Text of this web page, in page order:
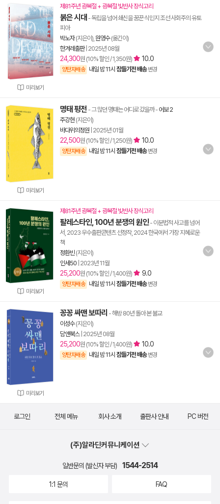
미리보기
제81주년 광복절 + 광복절 빛반사 장식고리
붉은 시대 - 독립을 넘어 쇄신을 꿈꾼 식민지 조선 사회주의 유토
피아
박노자(지은이), 원영수(옮긴이)
한겨레출판| 2025년 08월
24,300원 (10% 할인 / 1,350원) 10.0
양탄자배송 내일 밤 11시 잠들기전 배송 변경
미리보기
명태 평전 - 그 많던 명태는 어디로 갔을까- 어보 2
주강현 (지은이)
바다위의정원 2025년 01월
22,500원 (10% 할인 / 1,250원) 10.0
양탄자배송 내일 밤 11시 잠들기전 배송 변경
미리보기
제81주년 광복절 + 광복절 빛반사 장식고리
팔레스타인, 100년 분쟁의 원인- 이분법적 사고를 넘어
서, 2023 우수출판콘텐츠 선정작, 2024 한국에서 가장 지혜로운
책
정환빈 (지은이)
인세50 2023년 11월
25,200원 (10% 할인 / 1,400원) 9.0
양탄자배송 내일 밤 11시 잠들기전 배송 변경
미리보기
꽁꽁 싸맨 보따리 - 해방 80년 돌아 본 불교
이성수(지은이)
담앤북스| 2025년 08월
25,200원 (10% 할인 / 1,400원) 10.0
양탄자배송 내일 밤 11시 잠들기전 배송 변경
로그인 전체 메뉴 회사 소개 출판사 안내 PC 버전
(주)알라딘커뮤니케이션
일반문의 (발신자 부담) 1544-2514
1:1 문의 FAQ